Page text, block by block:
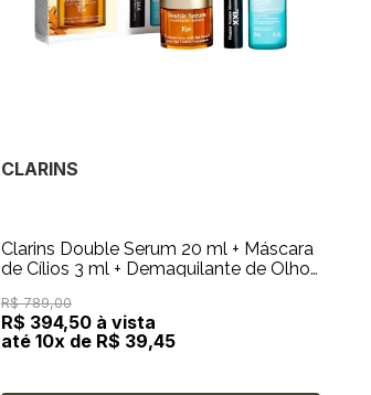
CLARINS
Clarins Double Serum 20 ml + Máscara
de Cílios 3 ml + Demaquilante de Olhos
R$ 789,00
R$ 394,50 à vista
até 10x de R$ 39,45